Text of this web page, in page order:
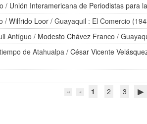
/ Unión Interamericana de Periodistas para
/Wilfrido Loor / Guayaquil : El Comercio
Antíguo / Modesto Chávez Franco /
de Atahualpa /César Vicente
1 2 3